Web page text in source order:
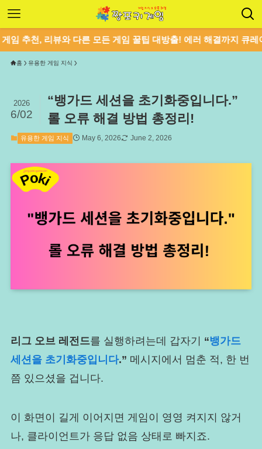
, 리뷰와 다른 모든 게임 꿀팁 대방출! 에러 해결까지 큐레이션합니
홈 유용한 게임 지식
“뱅가드 세션을 초기화중입니다.”
롤 오류 해결 방법 총정리!
2026
6/02
유용한 게임 지식 May 6, 2026 June 2, 2026
리그 오브 레전드를 실행하려는데 갑자기 “뱅가드
세션을 초기화중입니다.” 메시지에서 멈춘 적, 한 번
쯤 있으셨을 겁니다.
이 화면이 길게 이어지면 게임이 영영 켜지지 않거
나, 클라이언트가 응답 없음 상태로 빠지죠.